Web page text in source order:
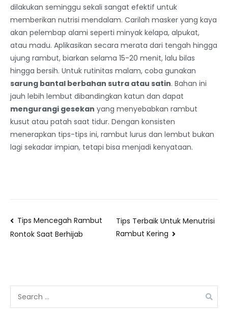
dilakukan seminggu sekali sangat efektif untuk
memberikan nutrisi mendalam. Carilah masker yang kaya
akan pelembap alami seperti minyak kelapa, alpukat,
atau madu. Aplikasikan secara merata dari tengah hingga
ujung rambut, biarkan selama 15-20 menit, lalu bilas
hingga bersih. Untuk rutinitas malam, coba gunakan
sarung bantal berbahan sutra atau satin. Bahan ini
jauh lebih lembut dibandingkan katun dan dapat
mengurangi gesekan yang menyebabkan rambut
kusut atau patah saat tidur. Dengan konsisten
menerapkan tips-tips ini, rambut lurus dan lembut bukan
lagi sekadar impian, tetapi bisa menjadi kenyataan.
Tips Mencegah Rambut
Rontok Saat Berhijab
Tips Terbaik Untuk Menutrisi
Rambut Kering